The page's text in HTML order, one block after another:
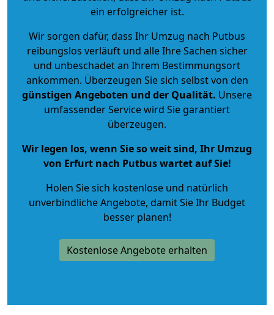
ein erfolgreicher ist.
Wir sorgen dafür, dass Ihr Umzug nach Putbus
reibungslos verläuft und alle Ihre Sachen sicher
und unbeschadet an Ihrem Bestimmungsort
ankommen. Überzeugen Sie sich selbst von den
günstigen Angeboten und der Qualität. Unsere
umfassender Service wird Sie garantiert
überzeugen.
Wir legen los, wenn Sie so weit sind, Ihr Umzug
von Erfurt nach Putbus wartet auf Sie!
Holen Sie sich kostenlose und natürlich
unverbindliche Angebote, damit Sie Ihr Budget
besser planen!
Kostenlose Angebote erhalten